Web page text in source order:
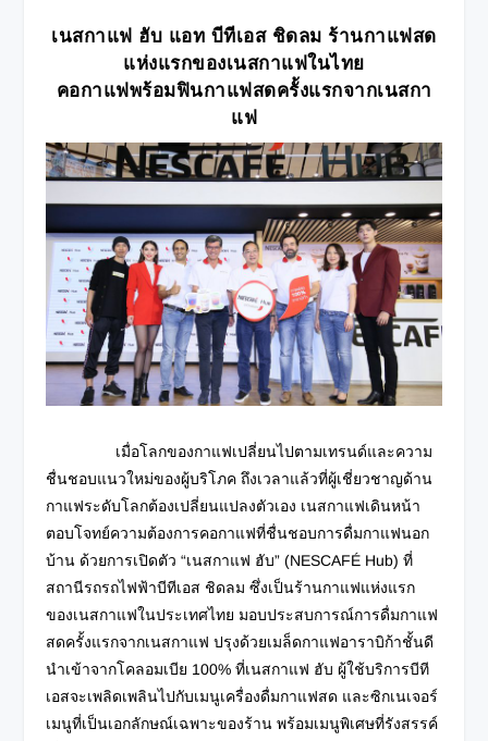
เนสกาแฟ ฮับ แอท บีทีเอส ชิดลม ร้านกาแฟสด
แห่งแรกของเนสกาแฟในไทย
คอกาแฟพร้อมฟินกาแฟสดครั้งแรกจากเนสกา
แฟ
เมื่อโลกของกาแฟเปลี่ยนไปตามเทรนด์และความ
ชื่นชอบแนวใหม่ของผู้บริโภค ถึงเวลาแล้วที่ผู้เชี่ยวชาญด้าน
กาแฟระดับโลกต้องเปลี่ยนแปลงตัวเอง เนสกาแฟเดินหน้า
ตอบโจทย์ความต้องการคอกาแฟที่ชื่นชอบการดื่มกาแฟนอก
บ้าน ด้วยการเปิดตัว “เนสกาแฟ ฮับ” (NESCAFÉ Hub) ที่
สถานีรถรถไฟฟ้าบีทีเอส ชิดลม ซึ่งเป็นร้านกาแฟแห่งแรก
ของเนสกาแฟในประเทศไทย มอบประสบการณ์การดื่มกาแฟ
สดครั้งแรกจากเนสกาแฟ ปรุงด้วยเมล็ดกาแฟอาราบิก้าชั้นดี
นำเข้าจากโคลอมเบีย 100% ที่เนสกาแฟ ฮับ ผู้ใช้บริการบีที
เอสจะเพลิดเพลินไปกับเมนูเครื่องดื่มกาแฟสด และซิกเนเจอร์
เมนูที่เป็นเอกลักษณ์เฉพาะของร้าน พร้อมเมนูพิเศษที่รังสรรค์